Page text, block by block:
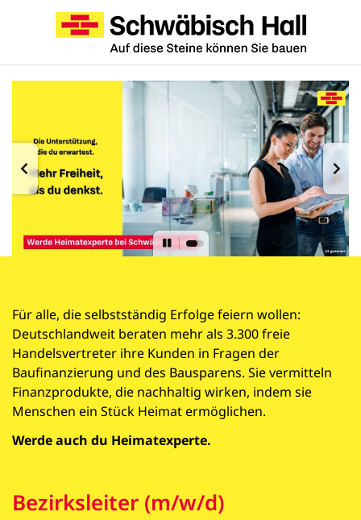
Bezirksleiter (m/w/d)
Für alle, die selbstständig Erfolge feiern wollen:
Deutschlandweit beraten mehr als 3.300 freie
Handelsvertreter ihre Kunden in Fragen der
Baufinanzierung und des Bausparens. Sie vermitteln
Finanzprodukte, die nachhaltig wirken, indem sie
Menschen ein Stück Heimat ermöglichen.
Werde auch du Heimatexperte.